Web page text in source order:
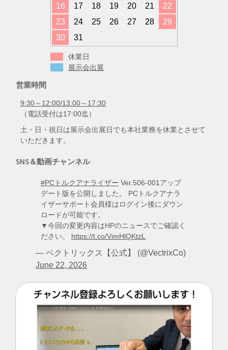
16 17 18 19 20 21
22
23
24 25 26 27 28
29
30
31
休業日
展示会出展
営業時間
9:30～12:00/13:00～17:30
（電話受付は17:00迄）
土・日・祝日は展示会出展日でも本社業務を休業とさせて
いただきます。
SNS＆動画チャンネル
#PCトルクアナライザー Ver.506-001アップ
デート版を公開しました。 PCトルクアナラ
イザーサポート会員様はログイン後にダウン
ロードが可能です。
▼今回の変更内容はHPのニュースでご確認く
ださい。 https://t.co/VimHlQKtzL
— ベクトリックス【公式】 (@VectrixCo)
June 22, 2026